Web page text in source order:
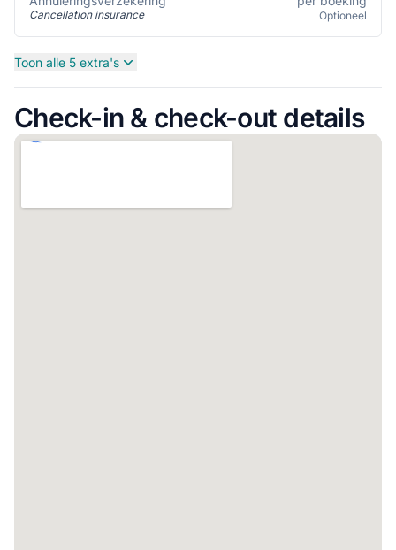
Cancellation insurance Optioneel
Toon alle 5 extra's
Check-in & check-out details